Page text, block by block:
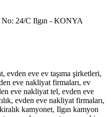
No: 24/C Ilgın - KONYA
eve ev taşıma şirketleri,
eve nakliyat firmaları, ev
eve nakliyat tel, evden eve
evden eve nakliyat firmaları,
kamyonet, Ilgın kamyon